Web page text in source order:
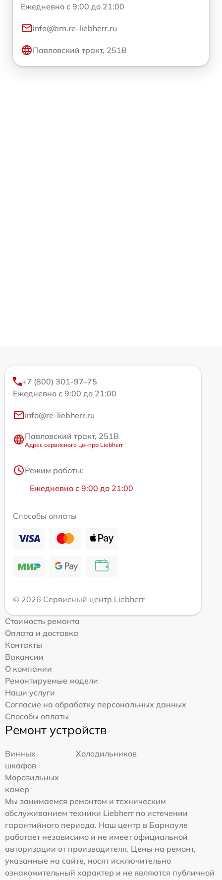
Ежедневно с 9:00 до 21:00
info@brn.re-liebherr.ru
Павловский тракт, 251В
+7 (800) 301-97-75
Ежедневно с 9:00 до 21:00
info@re-liebherr.ru
Павловский тракт, 251В
Адрес сервисного центра Liebherr
Режим работы:
Ежедневно с 9:00 до 21:00
Способы оплаты
© 2026 Сервисный центр Liebherr
Стоимость ремонта
Оплата и доставка
Контакты
Вакансии
О компании
Ремонтируемые модели
Наши услуги
Согласие на обработку персональных данных
Способы оплаты
Ремонт устройств
Винных
шкафов
Холодильников
Морозильных
камер
Мы занимаемся ремонтом и техническим
обслуживанием техники Liebherr по истечении
гарантийного периода. Наш центр в Барнауле
работает независимо и не имеет официальной
авторизации от производителя. Цены на ремонт,
указанные на сайте, носят исключительно
ознакомительный характер и не являются публичной